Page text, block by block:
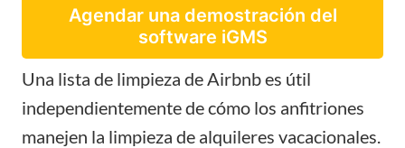
Agendar una demostración del
software iGMS
Una lista de limpieza de Airbnb es útil
independientemente de cómo los anfitriones
manejen la limpieza de alquileres vacacionales.